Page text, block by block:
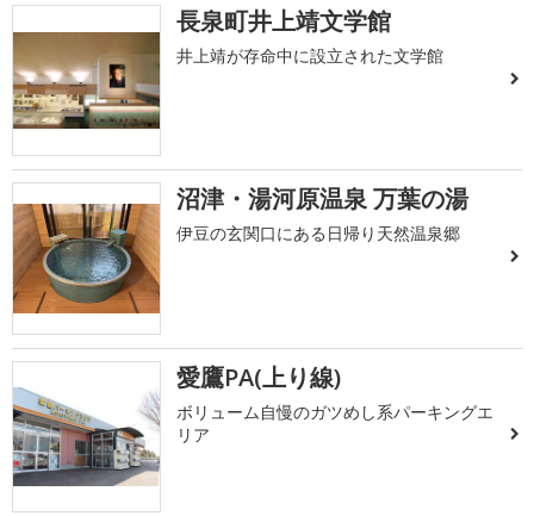
長泉町井上靖文学館
井上靖が存命中に設立された文学館
沼津・湯河原温泉 万葉の湯
伊豆の玄関口にある日帰り天然温泉郷
愛鷹PA(上り線)
ボリューム自慢のガツめし系パーキングエ
リア